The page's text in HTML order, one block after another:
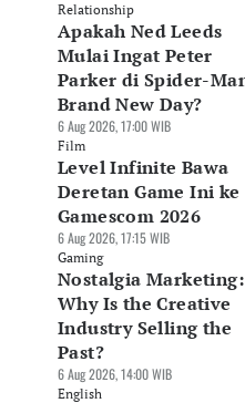
Dari Blok M ke
Dukuh Atas: Cara
Area TOD Hidupkan
Area Sekitar Stasiun
RI
Triliun,
Kian
06 Agu 2026,
Relationship
Apakah Ned Leeds
Mulai Ingat Peter
Parker di Spider-
Brand New Day?
6 Aug 2026, 17:00 WIB
Film
Level Infinite Bawa
Deretan Game Ini ke
Gamescom 2026
6 Aug 2026, 17:15 WIB
Gaming
Nostalgia Marketing:
Why Is the Creative
Industry Selling the
Past?
6 Aug 2026, 14:00 WIB
English